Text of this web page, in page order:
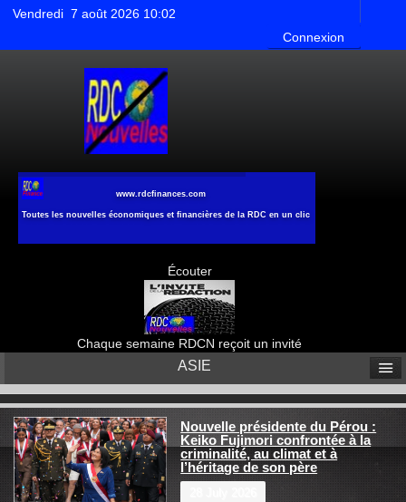
Vendredi 7 août 2026 10:02
Connexion
Toutes les nouvelles économiques et financières de la RDC en un clic
www.rdcfinances.com
Écouter
Chaque semaine RDCN reçoit un invité
ASIE
Nouvelle présidente du Pérou :
Keiko Fujimori confrontée à la
criminalité, au climat et à
l’héritage de son père